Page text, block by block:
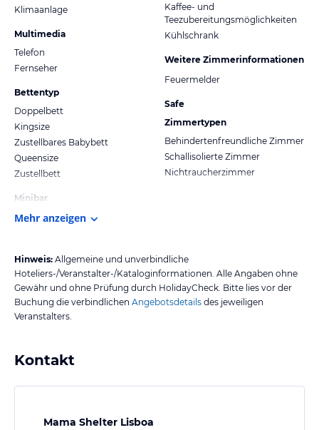
Klimaanlage
Multimedia
Telefon
Fernseher
Bettentyp
Doppelbett
Kingsize
Zustellbares Babybett
Queensize
Zustellbett
Minibar
Kaffee- und
Teezubereitungsmöglichkeiten
Kühlschrank
Weitere Zimmerinformationen
Feuermelder
Safe
Zimmertypen
Behindertenfreundliche Zimmer
Schallisolierte Zimmer
Nichtraucherzimmer
Mehr anzeigen
Hinweis: Allgemeine und unverbindliche
Hoteliers-/Veranstalter-/Kataloginformationen. Alle Angaben ohne
Gewähr und ohne Prüfung durch HolidayCheck. Bitte lies vor der
Buchung die verbindlichen Angebotsdetails des jeweiligen
Veranstalters.
Kontakt
Mama Shelter Lisboa